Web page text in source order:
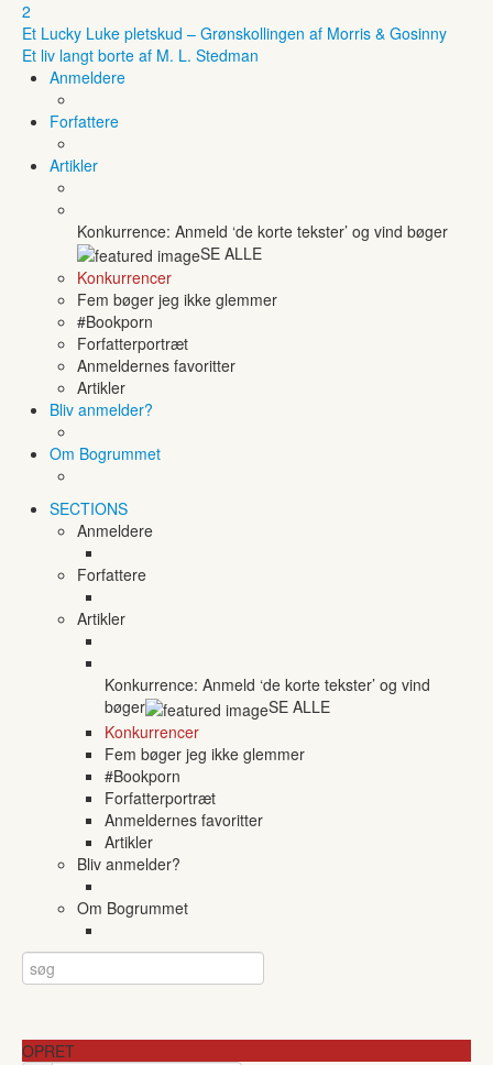
2
Et Lucky Luke pletskud – Grønskollingen af Morris & Gosinny
Et liv langt borte af M. L. Stedman
Anmeldere
Forfattere
Artikler
Konkurrence: Anmeld ‘de korte tekster’ og vind bøger
SE ALLE
Konkurrencer
Fem bøger jeg ikke glemmer
#Bookporn
Forfatterportræt
Anmeldernes favoritter
Artikler
Bliv anmelder?
Om Bogrummet
SECTIONS
Anmeldere
Forfattere
Artikler
Konkurrence: Anmeld ‘de korte tekster’ og vind
bøger
SE ALLE
Konkurrencer
Fem bøger jeg ikke glemmer
#Bookporn
Forfatterportræt
Anmeldernes favoritter
Artikler
Bliv anmelder?
Om Bogrummet
OPRET